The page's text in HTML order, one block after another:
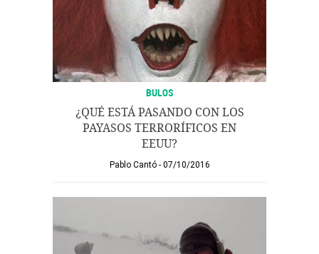
BULOS
¿QUÉ ESTÁ PASANDO CON LOS
PAYASOS TERRORÍFICOS EN
EEUU?
Pablo Cantó 07/10/2016